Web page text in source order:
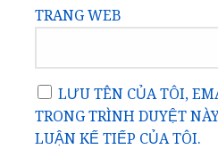
TRANG WEB
LƯU TÊN CỦA TÔI,
TRONG TRÌNH DUYỆT
LUẬN KẾ TIẾP CỦA TÔI.